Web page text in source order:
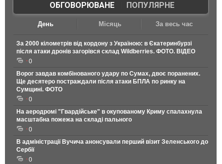
ОБГОВОРЮВАНЕ| ПОПУЛЯРНЕ
День Місяць За весь час
За 2000 кілометрів від кордону з Україною: в Єкатеринбурзі
після атаки дронів загорівся склад Wildberries. ФОТО. ВІДЕО
0
Ворог завдав комбінованого удару по Сумах, двоє поранених.
Ще десятеро постраждали після атаки БПЛА по ринку на
Сумщині. ФОТО
0
На аеродромі "Гвардійське" в окупованому Криму спалахнула
масштабна пожежа на складі пального
0
В адміністрації Вучича анонсували перший візит Зеленського до
Сербії
0